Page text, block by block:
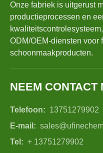
Onze fabriek is uitgerust
productieprocessen en
ODM/OEM-diensten voor
schoonmaakproducten.
NEEM CONTACT
Telefoon: 13751279902
E-mail:
Tel: + 13751279902